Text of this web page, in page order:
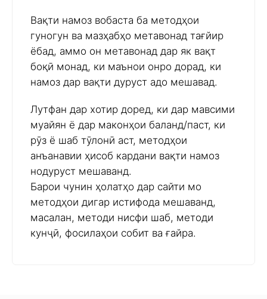
Вақти намоз вобаста ба методҳои
гуногун ва мазҳабҳо метавонад тағйир
ёбад, аммо он метавонад дар як вақт
боқӣ монад, ки маънои онро дорад, ки
намоз дар вақти дуруст адо мешавад.
Лутфан дар хотир доред, ки дар мавсими
муайян ё дар маконҳои баланд/паст, ки
рӯз ё шаб тӯлонӣ аст, методҳои
анъанавии ҳисоб кардани вақти намоз
нодуруст мешаванд.
Барои чунин ҳолатҳо дар сайти мо
методҳои дигар истифода мешаванд,
масалан, методи нисфи шаб, методи
кунҷӣ, фосилаҳои собит ва ғайра.